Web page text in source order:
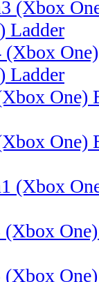
Ladder
Ladder